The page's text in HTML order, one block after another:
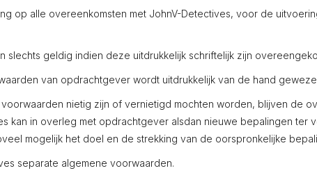
alle overeenkomsten met JohnV-Detectives, voor de
geldig indien deze uitdrukkelijk schriftelijk zijn
van opdrachtgever wordt uitdrukkelijk van de hand
nietig zijn of vernietigd mochten worden, blijven de
kan in overleg met opdrachtgever alsdan nieuwe bepalingen ter
mogelijk het doel en de strekking van de oorspronkelijke
separate algemene voorwaarden.